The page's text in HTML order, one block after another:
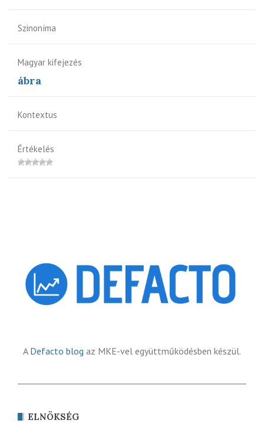
Szinoníma
Magyar kifejezés
ábra
Kontextus
Értékelés
A Defacto blog az MKE-vel együttműködésben készül.
ELNÖKSÉG